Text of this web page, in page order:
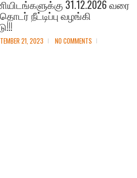
31.12.2026 வரை
நீட்டிப்பு வழங்கி
21, 2023 NO COMMENTS